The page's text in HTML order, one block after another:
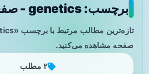
برچسب: genetics - صفحه 1
صفحه مشاهده می‌کنید.
۲ مطلب